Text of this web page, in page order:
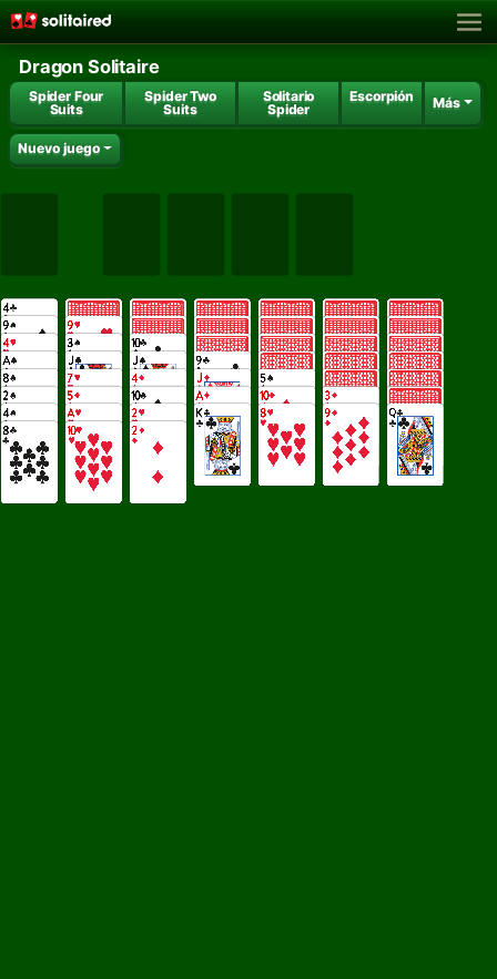
Dragon Solitaire
Spider Four
Suits
Spider Two
Suits
Solitario
Spider
Escorpión Más
Nuevo juego